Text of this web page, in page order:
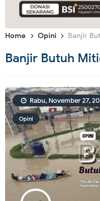
Home Opini Banjir
Banjir Butuh
Opini
Rabu, November 27,